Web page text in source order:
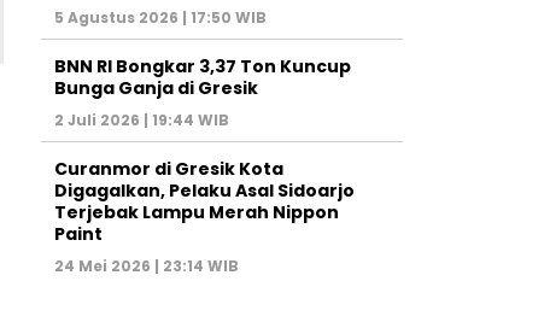
5 Agustus 2026 | 17:50 WIB
BNN RI Bongkar 3,37 Ton Kuncup
Bunga Ganja di Gresik
2 Juli 2026 | 19:44 WIB
Curanmor di Gresik Kota
Digagalkan, Pelaku Asal Sidoarjo
Terjebak Lampu Merah Nippon
Paint
24 Mei 2026 | 23:14 WIB